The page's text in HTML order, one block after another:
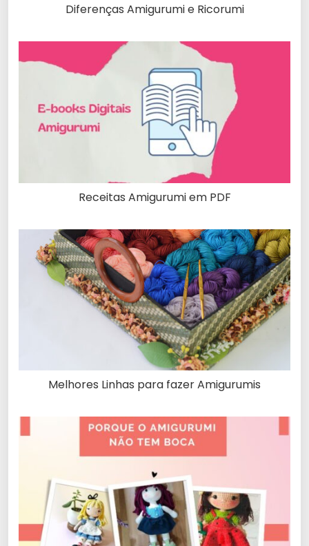
Diferenças Amigurumi e Ricorumi
Receitas Amigurumi em PDF
Melhores Linhas para fazer Amigurumis